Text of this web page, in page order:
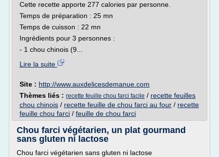
Cette recette apporte 277 calories par personne.
Temps de préparation : 25 mn
Temps de cuisson : 22 mn
Ingrédients pour 3 personnes :
- 1 chou chinois (9...
Lire la suite
Site : http://www.auxdelicesdemanue.com
Thèmes liés : recette feuille chou farci facile / recette feuilles
chou chinois / recette feuille de chou farci au four / recette
feuille chou farci / feuille de chou farci
Chou farci végétarien, un plat gourmand
sans gluten ni lactose
Chou farci végétarien sans gluten ni lactose